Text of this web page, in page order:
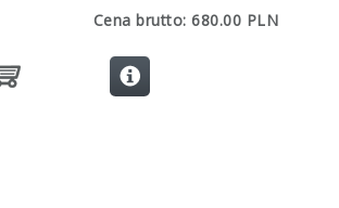
Cena brutto: 680.00 PLN